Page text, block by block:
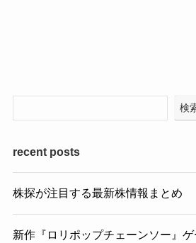
検
recent posts
株探が注目する最新株情報まとめ
新作『ロリポップチェーンソー』ゲ